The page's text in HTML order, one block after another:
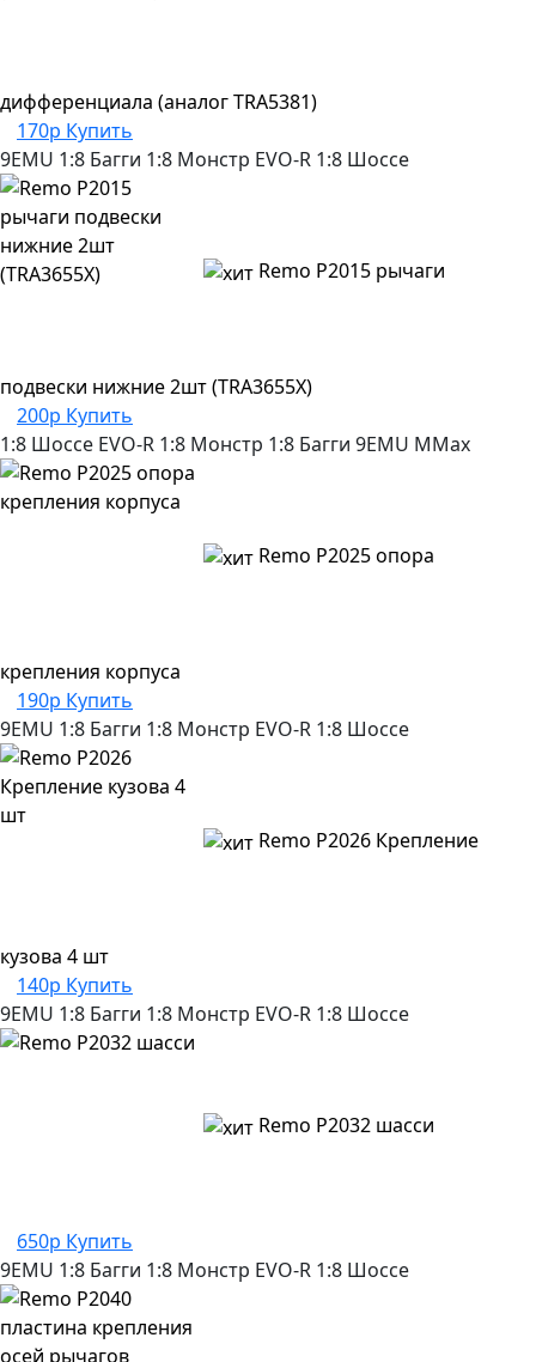
дифференциала (аналог TRA5381)
170р Купить
9EMU 1:8 Багги 1:8 Монстр EVO-R 1:8 Шоссе
Remo P2015 рычаги
подвески нижние 2шт (TRA3655X)
200р Купить
1:8 Шоссе EVO-R 1:8 Монстр 1:8 Багги 9EMU MMax
Remo P2025 опора
крепления корпуса
190р Купить
9EMU 1:8 Багги 1:8 Монстр EVO-R 1:8 Шоссе
Remo P2026 Крепление
кузова 4 шт
140р Купить
9EMU 1:8 Багги 1:8 Монстр EVO-R 1:8 Шоссе
Remo P2032 шасси
650р Купить
9EMU 1:8 Багги 1:8 Монстр EVO-R 1:8 Шоссе